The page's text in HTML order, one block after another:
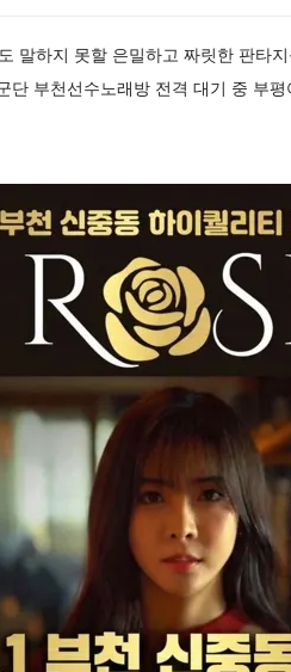
말하지 못할 은밀하고 짜릿한 판타
단 부천선수노래방 전격 대기 중 부